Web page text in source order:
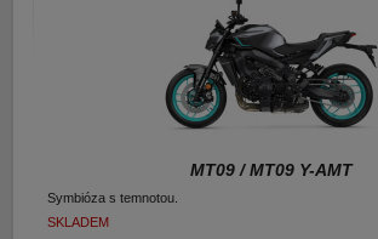
Čtyři kola
Čtyřkolky
E-SHOP YAMAHA
E-SHOP PNEU
Bazar moto
Bazar ND
MT09 / MT09 Y-AMT
Symbióza s temnotou.
SKLADEM